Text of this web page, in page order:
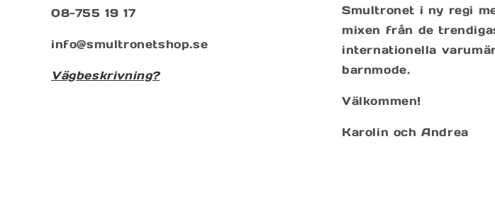
08-755 19 17
info@smultronetshop.se
Vägbeskrivning?
Smultronet i ny regi
mixen från de
internationella
barnmode.
Välkommen!
Karolin och Andrea